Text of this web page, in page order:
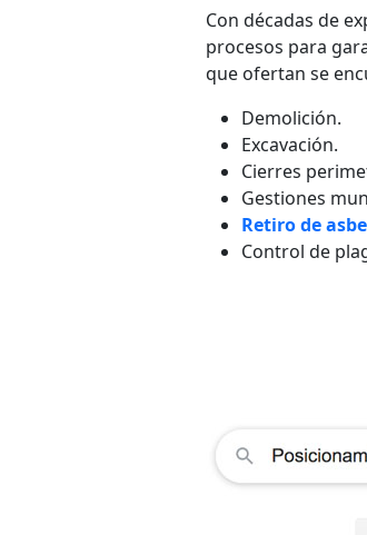
Con décadas de
procesos para
que ofertan se
Demolición.
Excavación.
Cierres
Gestiones
Retiro de
Control de